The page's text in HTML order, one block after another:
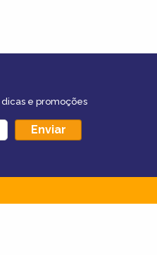
dicas e promoções